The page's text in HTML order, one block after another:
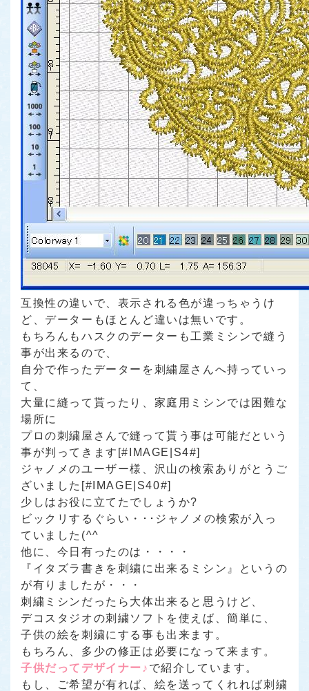
互換性の違いで、表示される色が違っちゃうけ
ど、データーもほとんど違いは無いです。
もちろんもハスクのデーターも工業ミシンで縫う
事が出来るので、
自分で作ったデーターを刺繍屋さんへ持っていっ
て、
大量に縫って貰ったり、家庭用ミシンでは困難な
場所に
プロの刺繍屋さんで縫って貰う事は可能だという
事が判ってきます[#IMAGE|S4#]
ジャノメのユーザー様、沢山の検索ありがとうご
ざいました[#IMAGE|S40#]
少しはお役に立てたでしょうか?
ビックリするぐらい・･･ジャノメの検索が入っ
ていました(^^ゞ
他に、今日有ったのは・・・・
『イタズラ書きを刺繍に出来るミシン』というの
が有りましたが・・・
刺繍ミシンだったら大体出来ると思うけど、
デコスタジオの刺繍ソフトを使えば、簡単に、
子供の絵を刺繍にする事も出来ます。
もちろん、多少の修正は必要になって来ます。
子供だってデザイナー♪ で紹介しています。
もし、ご希望が有れば、絵を送ってくれれば刺繍